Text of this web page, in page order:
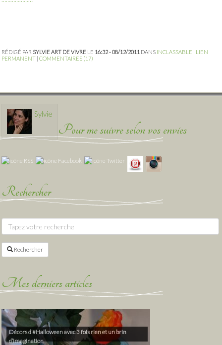
RÉDIGÉ PAR SYLVIE ART DE VIVRE LE 16:32 - 08/12/2011 DANS INCLASSABLE
LIEN
PERMANENT COMMENTAIRES (17)
Sylvie
Pour me suivre selon vos envies
Rechercher
Rechercher
Mes derniers articles
Décors d’#Halloween avec 3 fois rien et un brin
d’imagination